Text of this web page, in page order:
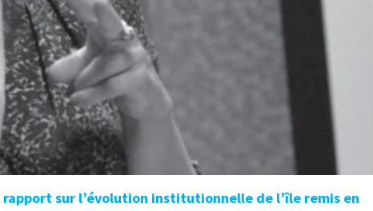
rapport sur l’évolution institutionnelle de l’île remis en